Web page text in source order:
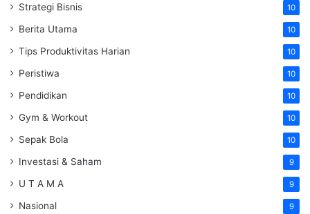
Strategi Bisnis 10
Berita Utama 10
Tips Produktivitas Harian 10
Peristiwa 10
Pendidikan 10
Gym & Workout 10
Sepak Bola 10
Investasi & Saham 9
U T A M A 9
Nasional 9